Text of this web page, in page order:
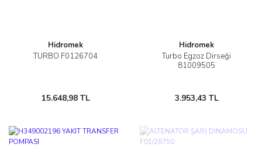
Hidromek
TURBO F0126704
15.648,98 TL
Hidromek
Turbo Egzoz Dirseği
81009505
3.953,43 TL